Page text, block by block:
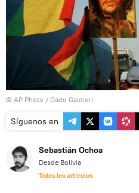
© AP Photo / Dado Galdieri
Síguenos en
Sebastián Ochoa
Desde Bolivia
Todos los artículos